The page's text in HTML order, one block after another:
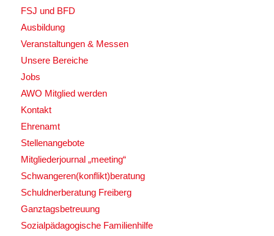
FSJ und BFD
Ausbildung
Veranstaltungen & Messen
Unsere Bereiche
Jobs
AWO Mitglied werden
Kontakt
Ehrenamt
Stellenangebote
Mitgliederjournal „meeting“
Schwangeren(konflikt)beratung
Schuldnerberatung Freiberg
Ganztagsbetreuung
Sozialpädagogische Familienhilfe